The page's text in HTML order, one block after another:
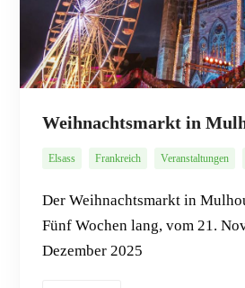
Weihnachtsmarkt in
Elsass Frankreich Veranstaltungen
Der Weihnachtsmarkt in
Fünf Wochen lang, vom 21.
Dezember 2025